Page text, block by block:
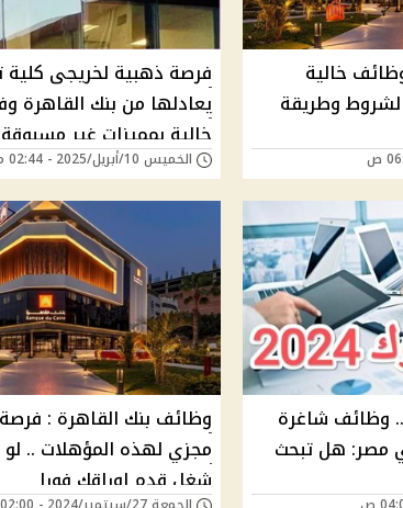
خالية
.. إليك الشروط وطريقة
فرصة ذهبية لخريجى كلية
يعادلها من بنك القاهرة
خالية بمميزات غير
التقديم والشروط
الخميس 10/أبريل/2025 - 02:44 م
وظائف شاغرة
مصر: هل تبحث
وظائف بنك القاهرة :
مجزي لهذه المؤهلات .. لو
شغل قدم اوراقك فورا